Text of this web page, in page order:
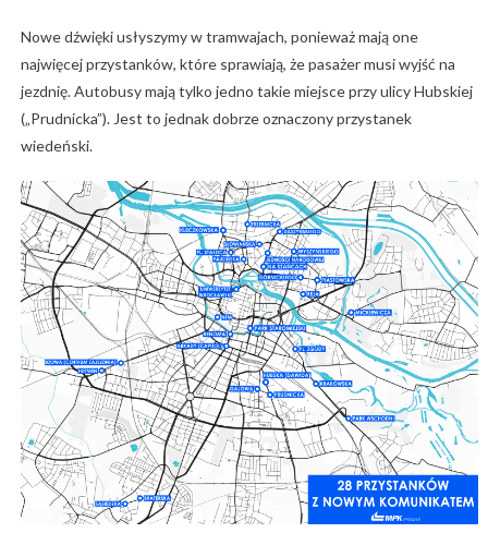
Nowe dźwięki usłyszymy w tramwajach, ponieważ mają one
najwięcej przystanków, które sprawiają, że pasażer musi wyjść na
jezdnię. Autobusy mają tylko jedno takie miejsce przy ulicy Hubskiej
(„Prudnicka”). Jest to jednak dobrze oznaczony przystanek
wiedeński.